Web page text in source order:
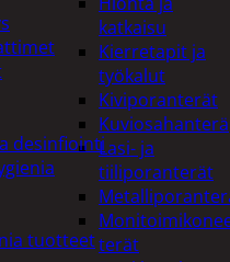
katkaisu
Kierretapit ja
työkalut
Kiviporanterät
Kuviosahanterä
Lasi- ja
tiiliporanterät
terät
desinfiointi
tuotteet